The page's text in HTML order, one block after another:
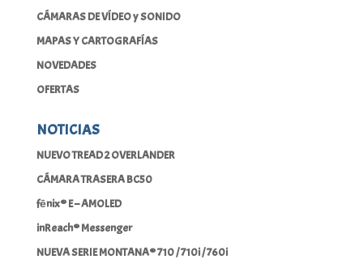
CÁMARAS DE VÍDEO y SONIDO
MAPAS Y CARTOGRAFÍAS
NOVEDADES
OFERTAS
NOTICIAS
NUEVO TREAD 2 OVERLANDER
CÁMARA TRASERA BC50
fēnix® E – AMOLED
inReach® Messenger
NUEVA SERIE MONTANA® 710 / 710i / 760i